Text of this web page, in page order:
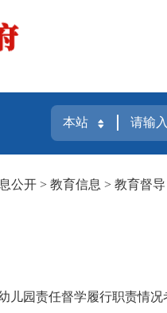
公开 > 教育信息 > 教育督导
儿园责任督学履行职责情况